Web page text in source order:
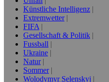
Künstliche Intelligenz
Extremwetter
FIFA
Gesellschaft & Politik
Fussball
Ukraine
Natur
Sommer
Wolodymyr Selenskyj